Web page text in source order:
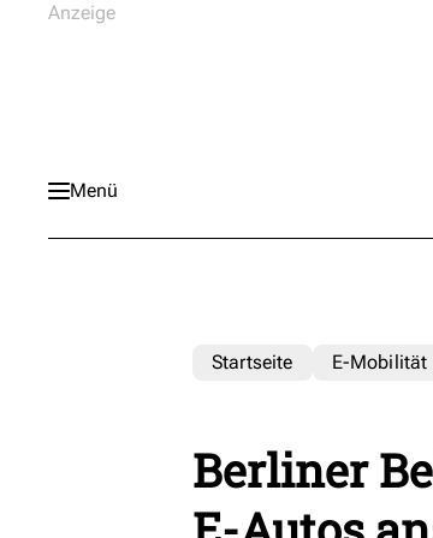
Menü
Startseite E-Mobilität
Berliner